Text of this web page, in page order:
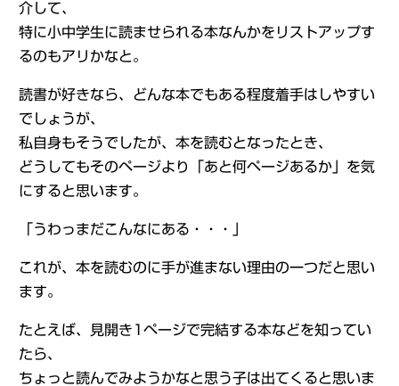
介して、
特に小中学生に読ませられる本なんかをリストアップす
るのもアリかなと。
読書が好きなら、どんな本でもある程度着手はしやすい
でしょうが、
私自身もそうでしたが、本を読むとなったとき、
どうしてもそのページより「あと何ページあるか」を気
にすると思います。
「うわっまだこんなにある・・・」
これが、本を読むのに手が進まない理由の一つだと思い
ます。
たとえば、見開き1ページで完結する本などを知ってい
たら、
ちょっと読んでみようかなと思う子は出てくると思いま